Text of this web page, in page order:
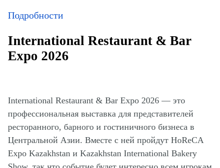
Подробности
International Restaurant & Bar
Expo 2026
International Restaurant & Bar Expo 2026 — это
профессиональная выставка для представителей
ресторанного, барного и гостиничного бизнеса в
Центральной Азии. Вместе с ней пройдут HoReCA
Expo Kazakhstan и Kazakhstan International Bakery